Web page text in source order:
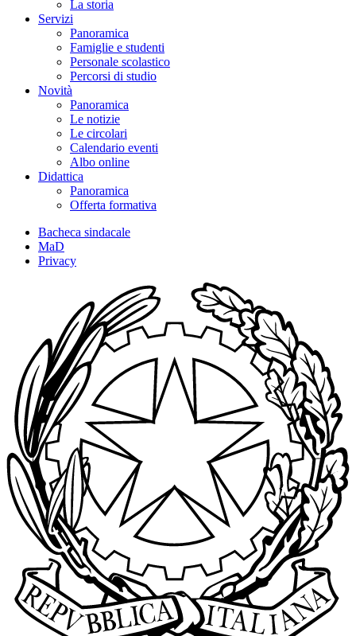
La storia
Servizi
Panoramica
Famiglie e studenti
Personale scolastico
Percorsi di studio
Novità
Panoramica
Le notizie
Le circolari
Calendario eventi
Albo online
Didattica
Panoramica
Offerta formativa
Bacheca sindacale
MaD
Privacy